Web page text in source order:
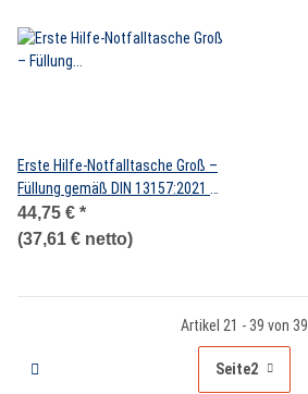
Erste Hilfe-Notfalltasche Groß –
Füllung gemäß DIN 13157:2021 –
Maße: 365 mm x 250 mm x 90
mm
44,75 € *
(37,61 € netto)
Artikel 21 - 39 von 39
Seite2